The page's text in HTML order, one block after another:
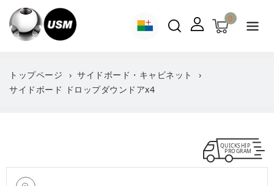
ツ
に
0
トップページ
サイドボード・キャビネット
サイドボード ドロップダウンドアx4
QUICKSHIP
PROGRAM